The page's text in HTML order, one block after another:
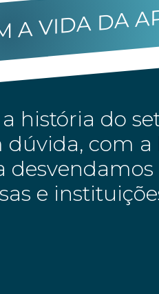
A VIDA DA
história do
com
e